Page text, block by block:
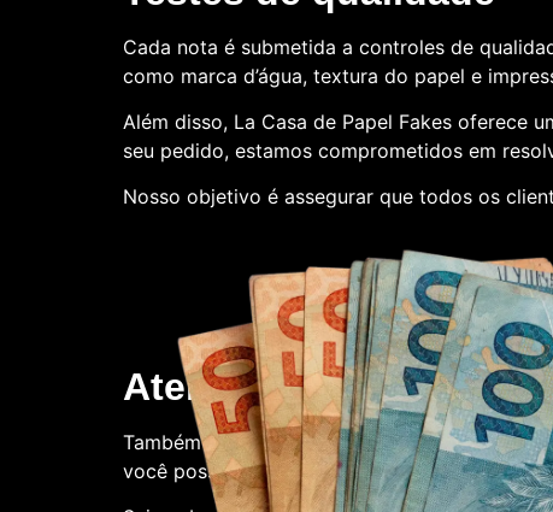
Cada nota é submetida a controles de
como marca d’água, textura do papel e
Além disso, La Casa de Papel Fakes oferece
seu pedido, estamos comprometidos em
Nosso objetivo é assegurar que todos os
Atendimento ao cliente
Também oferecemos suporte ao cliente.
você possa ter.